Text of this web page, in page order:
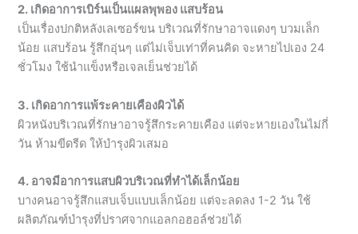
2. เกิดอาการเบิร์นเป็นแผลพุพอง แสบร้อน
เป็นเรื่องปกติหลังเลเซอร์ขน บริเวณที่รักษาอาจแดงๆ บวมเล็ก
น้อย แสบร้อน รู้สึกอุ่นๆ แต่ไม่เจ็บเท่าที่คนคิด จะหายไปเอง 24
ชั่วโมง ใช้นำแข็งหรือเจลเย็นช่วยได้
3. เกิดอาการแพ้ระคายเคืองผิวได้
ผิวหนังบริเวณที่รักษาอาจรู้สึกระคายเคือง แต่จะหายเองในไม่กี่
วัน ห้ามขีดรีด ให้บำรุงผิวเสมอ
4. อาจมีอาการแสบผิวบริเวณที่ทำได้เล็กน้อย
บางคนอาจรู้สึกแสบเจ็บแบบเล็กน้อย แต่จะลดลง 1-2 วัน ใช้
ผลิตภัณฑ์บำรุงที่ปราศจากแอลกอฮอล์ช่วยได้